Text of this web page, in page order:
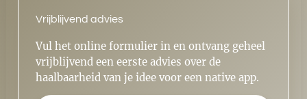
Vrijblijvend advies
Vul het online formulier in en ontvang geheel
vrijblijvend een eerste advies over de
haalbaarheid van je idee voor een native app.